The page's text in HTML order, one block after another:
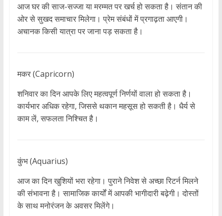
आज घर की साज-सज्जा या मरम्मत पर खर्च हो सकता है। संतान की
ओर से सुखद समाचार मिलेगा। प्रेम संबंधों में प्रगाढ़ता आएगी।
अचानक किसी यात्रा पर जाना पड़ सकता है।
मकर (Capricorn)
शनिवार का दिन आपके लिए महत्वपूर्ण निर्णयों वाला हो सकता है।
कार्यभार अधिक रहेगा, जिससे थकान महसूस हो सकती है। धैर्य से
काम लें, सफलता निश्चित है।
कुंभ (Aquarius)
आज का दिन खुशियों भरा रहेगा। पुराने निवेश से अच्छा रिटर्न मिलने
की संभावना है। सामाजिक कार्यों में आपकी भागीदारी बढ़ेगी। दोस्तों
के साथ मनोरंजन के अवसर मिलेंगे।